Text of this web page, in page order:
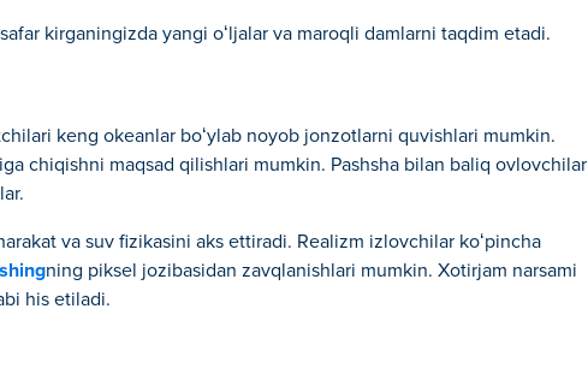
kirganingizda yangi oʻljalar va maroqli damlarni taqdim etadi.
keng okeanlar boʻylab noyob jonzotlarni quvishlari mumkin.
chiqishni maqsad qilishlari mumkin. Pashsha bilan baliq ovlovchilar
va suv fizikasini aks ettiradi. Realizm izlovchilar koʻpincha
ning piksel jozibasidan zavqlanishlari mumkin. Xotirjam narsami
his etiladi.